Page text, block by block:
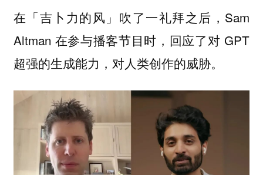
在「吉卜力的风」吹了一礼拜之后，Sam
Altman 在参与播客节目时，回应了对 GPT
超强的生成能力，对人类创作的威胁。